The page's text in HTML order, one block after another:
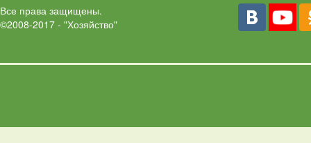
Все права защищены.
©2008-2017 - "Хозяйство"